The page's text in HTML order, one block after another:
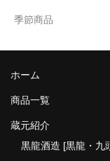
季節商品
ホーム
商品一覧
蔵元紹介
黒龍酒造 [黒龍・九